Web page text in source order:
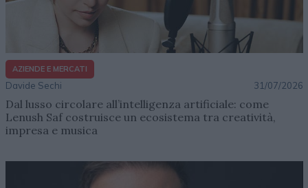
AZIENDE E MERCATI
Davide Sechi 31/07/2026
Dal lusso circolare all’intelligenza artificiale: come
Lenush Saf costruisce un ecosistema tra creatività,
impresa e musica